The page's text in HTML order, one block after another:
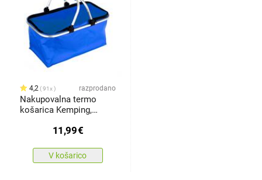
4,2 91x razprodano
Nakupovalna termo
košarica Kemping,
11,99€
V košarico